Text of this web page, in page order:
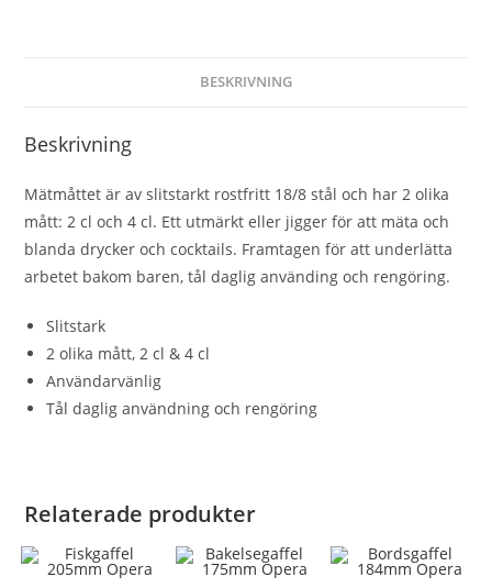
BESKRIVNING
Beskrivning
Mätmåttet är av slitstarkt rostfritt 18/8 stål och har 2 olika
mått: 2 cl och 4 cl. Ett utmärkt eller jigger för att mäta och
blanda drycker och cocktails. Framtagen för att underlätta
arbetet bakom baren, tål daglig använding och rengöring.
Slitstark
2 olika mått, 2 cl & 4 cl
Användarvänlig
Tål daglig användning och rengöring
Relaterade produkter